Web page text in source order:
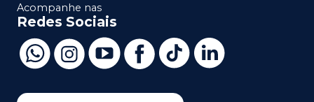
Acompanhe nas
Redes Sociais